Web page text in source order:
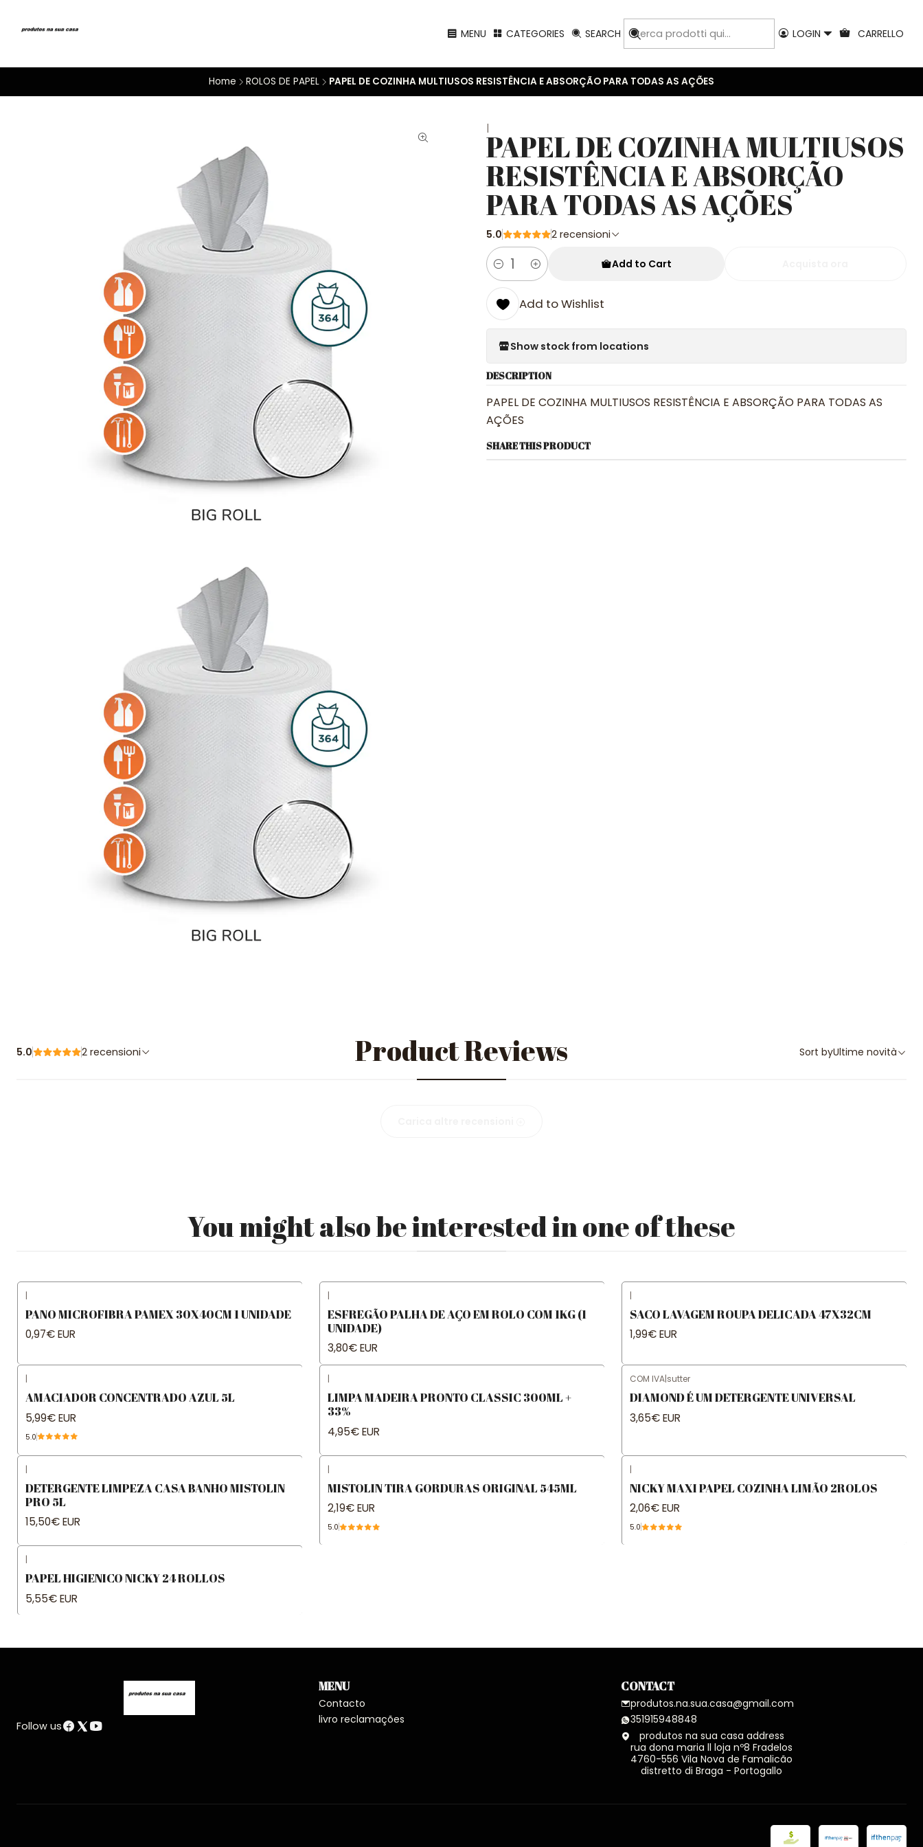
MENU CATEGORIES SEARCH LOGIN CARRELLO
Home ROLOS DE PAPEL PAPEL DE COZINHA MULTIUSOS RESISTÊNCIA E ABSORÇÃO PARA TODAS AS AÇÕES
|
PAPEL DE COZINHA MULTIUSOS
RESISTÊNCIA E ABSORÇÃO
PARA TODAS AS AÇÕES
5.0 2 recensioni
Quantity
Add to Cart
Add to Wishlist
Show stock from locations
DESCRIPTION
PAPEL DE COZINHA MULTIUSOS RESISTÊNCIA E ABSORÇÃO PARA TODAS AS
AÇÕES
SHARE THIS PRODUCT
Product Reviews
5.0 2 recensioni Sort byUltime novità
You might also be interested in one of these
|
PANO MICROFIBRA PAMEX 30X40CM 1 UNIDADE
0,97€ EUR
|
ESFREGÃO PALHA DE AÇO EM ROLO COM 1KG (1
UNIDADE)
3,80€ EUR
|
SACO LAVAGEM ROUPA DELICADA 47X32CM
1,99€ EUR
|
AMACIADOR CONCENTRADO AZUL 5L
5,99€ EUR
5.0
|
LIMPA MADEIRA PRONTO CLASSIC 300ML +
33%
4,95€ EUR
COM IVA|sutter
DIAMOND É UM DETERGENTE UNIVERSAL
3,65€ EUR
|
DETERGENTE LIMPEZA CASA BANHO MISTOLIN
PRO 5L
15,50€ EUR
|
MISTOLIN TIRA GORDURAS ORIGINAL 545ML
2,19€ EUR
5.0
|
NICKY MAXI PAPEL COZINHA LIMÃO 2ROLOS
2,06€ EUR
5.0
|
PAPEL HIGIENICO NICKY 24 ROLLOS
5,55€ EUR
Follow us
MENU
Contacto
livro reclamações
CONTACT
produtos.na.sua.casa@gmail.com
351915948848
produtos na sua casa address
rua dona maria ll loja nº8 Fradelos
4760-556 Vila Nova de Famalicão
distretto di Braga - Portogallo